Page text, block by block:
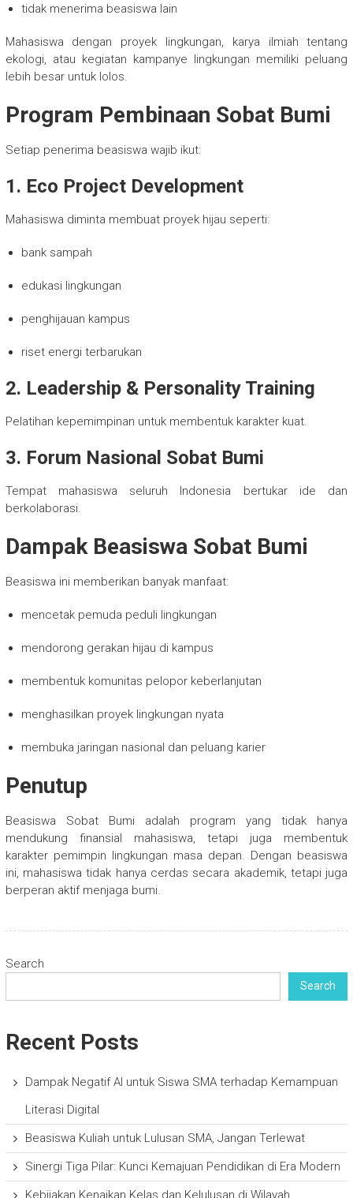
tidak menerima beasiswa lain
Mahasiswa dengan proyek lingkungan, karya ilmiah tentang
ekologi, atau kegiatan kampanye lingkungan memiliki peluang
lebih besar untuk lolos.
Program Pembinaan Sobat Bumi
Setiap penerima beasiswa wajib ikut:
1. Eco Project Development
Mahasiswa diminta membuat proyek hijau seperti:
bank sampah
edukasi lingkungan
penghijauan kampus
riset energi terbarukan
2. Leadership & Personality Training
Pelatihan kepemimpinan untuk membentuk karakter kuat.
3. Forum Nasional Sobat Bumi
Tempat mahasiswa seluruh Indonesia bertukar ide dan
berkolaborasi.
Dampak Beasiswa Sobat Bumi
Beasiswa ini memberikan banyak manfaat:
mencetak pemuda peduli lingkungan
mendorong gerakan hijau di kampus
membentuk komunitas pelopor keberlanjutan
menghasilkan proyek lingkungan nyata
membuka jaringan nasional dan peluang karier
Penutup
Beasiswa Sobat Bumi adalah program yang tidak hanya
mendukung finansial mahasiswa, tetapi juga membentuk
karakter pemimpin lingkungan masa depan. Dengan beasiswa
ini, mahasiswa tidak hanya cerdas secara akademik, tetapi juga
berperan aktif menjaga bumi.
Search
Search
Recent Posts
Dampak Negatif AI untuk Siswa SMA terhadap Kemampuan
Literasi Digital
Beasiswa Kuliah untuk Lulusan SMA, Jangan Terlewat
Sinergi Tiga Pilar: Kunci Kemajuan Pendidikan di Era Modern
Kebijakan Kenaikan Kelas dan Kelulusan di Wilayah